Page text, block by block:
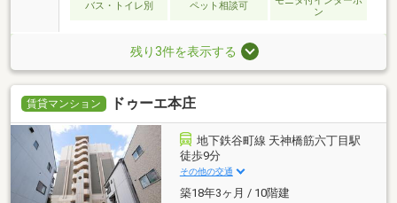
バス・トイレ別 ペット相談可
ン
残り3件を表示する
賃貸マンション ドゥーエ本庄
地下鉄谷町線 天神橋筋六丁目駅
徒歩9分
その他の交通
築18年3ヶ月 / 10階建